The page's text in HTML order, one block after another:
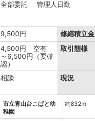
全部委託 管理人日勤
9,500円 修繕積立金
4,500円 空有
～6,500円（要確
認）
取引態様
相談 現況
市立青山台こばと幼
稚園
約832m